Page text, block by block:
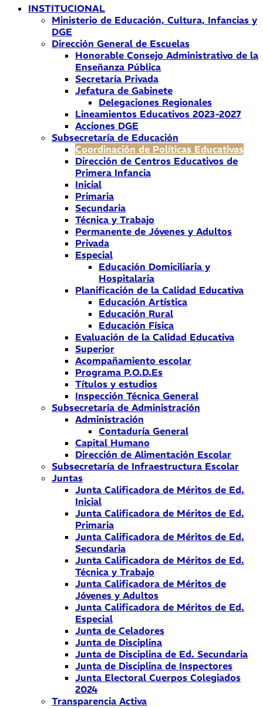
INSTITUCIONAL
Ministerio de Educación, Cultura, Infancias y
DGE
Dirección General de Escuelas
Honorable Consejo Administrativo de la
Enseñanza Pública
Secretaría Privada
Jefatura de Gabinete
Delegaciones Regionales
Lineamientos Educativos 2023-2027
Acciones DGE
Subsecretaría de Educación
Coordinación de Políticas Educativas
Dirección de Centros Educativos de
Primera Infancia
Inicial
Primaria
Secundaria
Técnica y Trabajo
Permanente de Jóvenes y Adultos
Privada
Especial
Educación Domiciliaria y
Hospitalaria
Planificación de la Calidad Educativa
Educación Artística
Educación Rural
Educación Física
Evaluación de la Calidad Educativa
Superior
Acompañamiento escolar
Programa P.O.D.Es
Títulos y estudios
Inspección Técnica General
Subsecretaría de Administración
Administración
Contaduría General
Capital Humano
Dirección de Alimentación Escolar
Subsecretaría de Infraestructura Escolar
Juntas
Junta Calificadora de Méritos de Ed.
Inicial
Junta Calificadora de Méritos de Ed.
Primaria
Junta Calificadora de Méritos de Ed.
Secundaria
Junta Calificadora de Méritos de Ed.
Técnica y Trabajo
Junta Calificadora de Méritos de
Jóvenes y Adultos
Junta Calificadora de Méritos de Ed.
Especial
Junta de Celadores
Junta de Disciplina
Junta de Disciplina de Ed. Secundaria
Junta de Disciplina de Inspectores
Junta Electoral Cuerpos Colegiados
2024
Transparencia Activa